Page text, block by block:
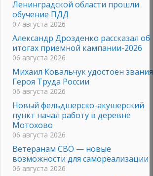
Ленинградской области прошли
обучение ПДД
07 августа 2026
Александр Дрозденко рассказал об
итогах приемной кампании-2026
06 августа 2026
Михаил Ковальчук удостоен звания
Героя Труда России
06 августа 2026
Новый фельдшерско-акушерский
пункт начал работу в деревне
Мотохово
06 августа 2026
Ветеранам СВО — новые
возможности для самореализации
06 августа 2026